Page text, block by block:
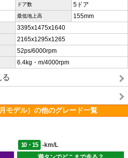
ドア数 5ドア
最低地上高 155mm
3395x1475x1640
2165x1295x1265
52ps/6000rpm
6.4kg・m/4000rpm
モデル）の他のグレード一覧
10・15
-km/L